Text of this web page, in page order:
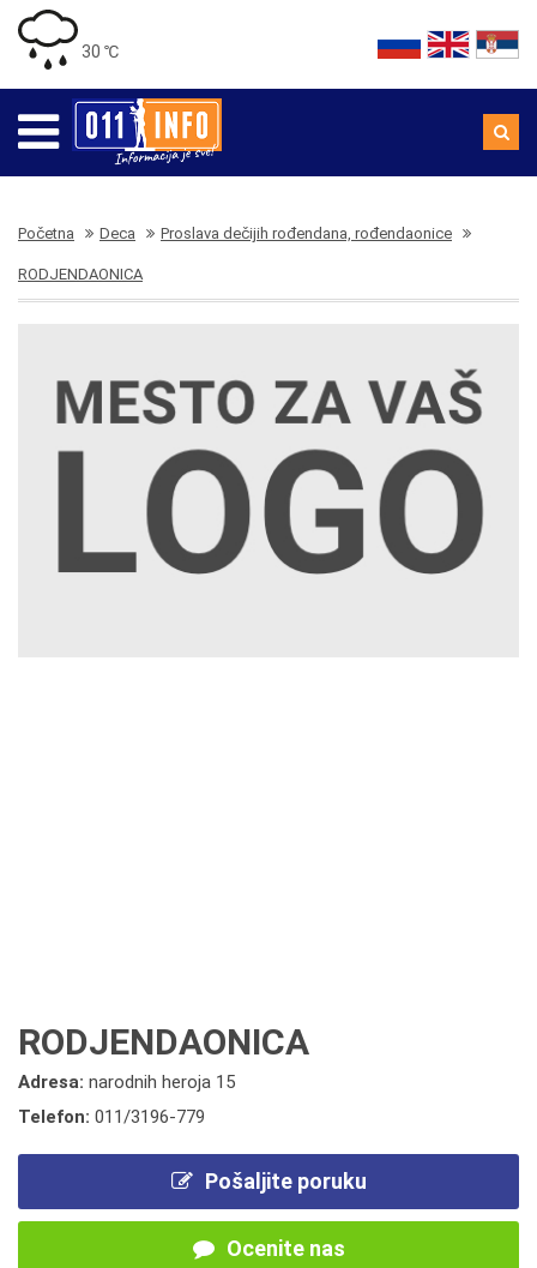
30 ℃
Početna Deca Proslava dečijih rođendana, rođendaonice
RODJENDAONICA
RODJENDAONICA
Adresa: narodnih heroja 15
Telefon: 011/3196-779
Pošaljite poruku
Ocenite nas